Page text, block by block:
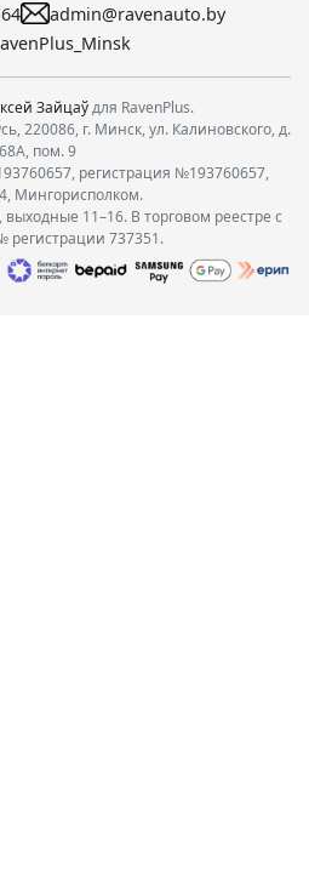
admin@ravenauto.by
Зайцаўдля RavenPlus.
220086, г. Минск, ул. Калиновского, д.
68А, пом. 9
регистрация №193760657,
Мингорисполком.
11–16. В торговом реестре с
регистрации 737351.